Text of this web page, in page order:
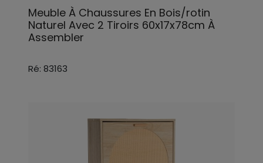
Meuble À Chaussures En Bois/rotin
Naturel Avec 2 Tiroirs 60x17x78cm À
Assembler
Ré: 83163